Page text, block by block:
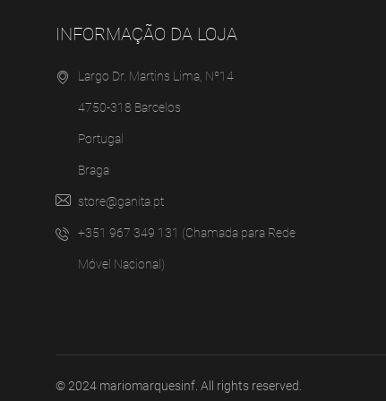
INFORMAÇÃO DA LOJA
Largo Dr. Martins Lima, Nº14
4750-318 Barcelos
Portugal
Braga
store@ganita.pt
+351 967 349 131 (Chamada para Rede
Móvel Nacional)
© 2024 mariomarquesinf. All rights reserved.